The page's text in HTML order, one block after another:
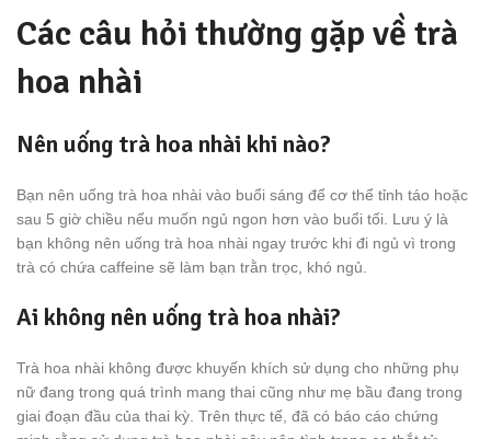
Các câu hỏi thường gặp về trà
hoa nhài
Nên uống trà hoa nhài khi nào?
Bạn nên uống trà hoa nhài vào buổi sáng để cơ thể tỉnh táo hoặc
sau 5 giờ chiều nếu muốn ngủ ngon hơn vào buổi tối. Lưu ý là
bạn không nên uống trà hoa nhài ngay trước khi đi ngủ vì trong
trà có chứa caffeine sẽ làm bạn trằn trọc, khó ngủ.
Ai không nên uống trà hoa nhài?
Trà hoa nhài không được khuyến khích sử dụng cho những phụ
nữ đang trong quá trình mang thai cũng như mẹ bầu đang trong
giai đoạn đầu của thai kỳ. Trên thực tế, đã có báo cáo chứng